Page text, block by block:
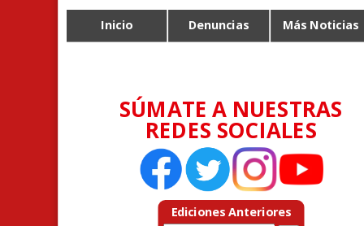
Inicio Denuncias Más Noticias
SÚMATE A NUESTRAS
REDES SOCIALES
Ediciones Anteriores